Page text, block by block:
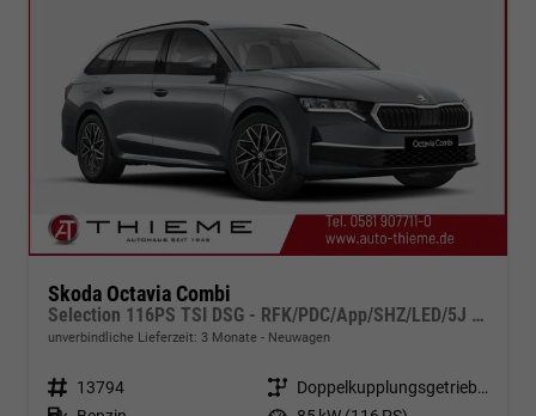
Skoda Octavia Combi
Selection 116PS TSI DSG - RFK/PDC/App/SHZ/LED/5J Garantie
unverbindliche Lieferzeit: 3 Monate Neuwagen
Fahrzeugnr. 13794 Getriebe
Doppelkupplungsgetriebe (DSG)